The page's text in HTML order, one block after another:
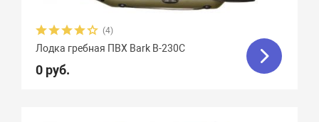
(4)
Лодка гребная ПВХ Bark B-230С
0 руб.